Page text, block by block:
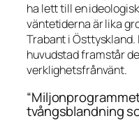
ha lett till en
väntetiderna är lika
Trabant i Östtyskland.
huvudstad framstår
verklighetsfrånvänt.
tvångsblandning